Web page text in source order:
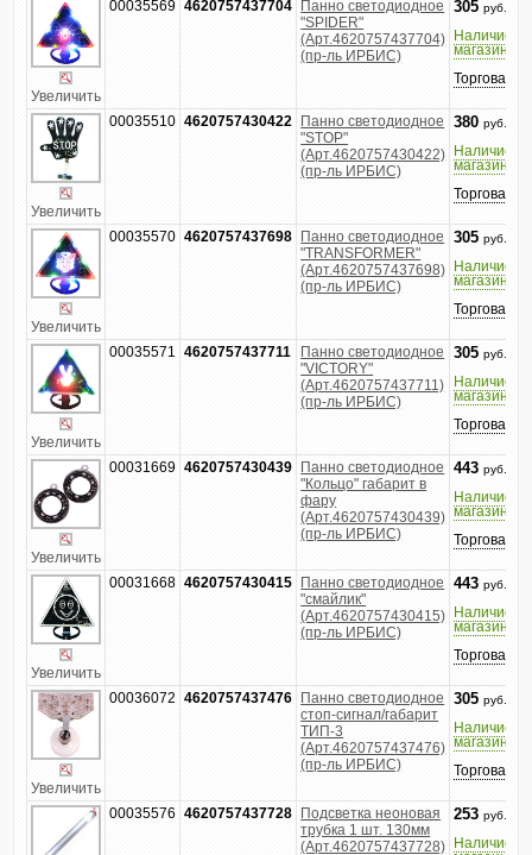
Увеличить
00035569 4620757437704
Панно светодиодное
"SPIDER"
(Арт.4620757437704)
(пр-ль ИРБИС)
305 руб.
Наличие в
магазине
Увеличить
00035510 4620757430422
Панно светодиодное
"STOP"
(Арт.4620757430422)
(пр-ль ИРБИС)
380 руб.
Наличие в
магазине
Увеличить
00035570 4620757437698
Панно светодиодное
"TRANSFORMER"
(Арт.4620757437698)
(пр-ль ИРБИС)
305 руб.
Наличие в
магазине
Увеличить
00035571 4620757437711
Панно светодиодное
"VICTORY"
(Арт.4620757437711)
(пр-ль ИРБИС)
305 руб.
Наличие в
магазине
Увеличить
00031669 4620757430439
Панно светодиодное
"Кольцо" габарит в
фару
(Арт.4620757430439)
(пр-ль ИРБИС)
443 руб.
Наличие в
магазине
Увеличить
00031668 4620757430415
Панно светодиодное
"смайлик"
(Арт.4620757430415)
(пр-ль ИРБИС)
443 руб.
Наличие в
магазине
Увеличить
00036072 4620757437476
Панно светодиодное
стоп-сигнал/габарит
ТИП-3
(Арт.4620757437476)
(пр-ль ИРБИС)
305 руб.
Наличие в
магазине
00035576 4620757437728
Подсветка неоновая
трубка 1 шт. 130мм
(Арт.4620757437728)
253 руб.
Наличие в